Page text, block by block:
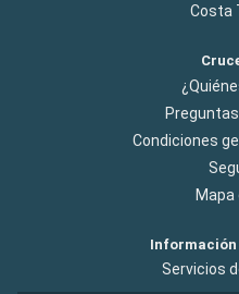
Costa
Condiciones
Mapa
Servicios